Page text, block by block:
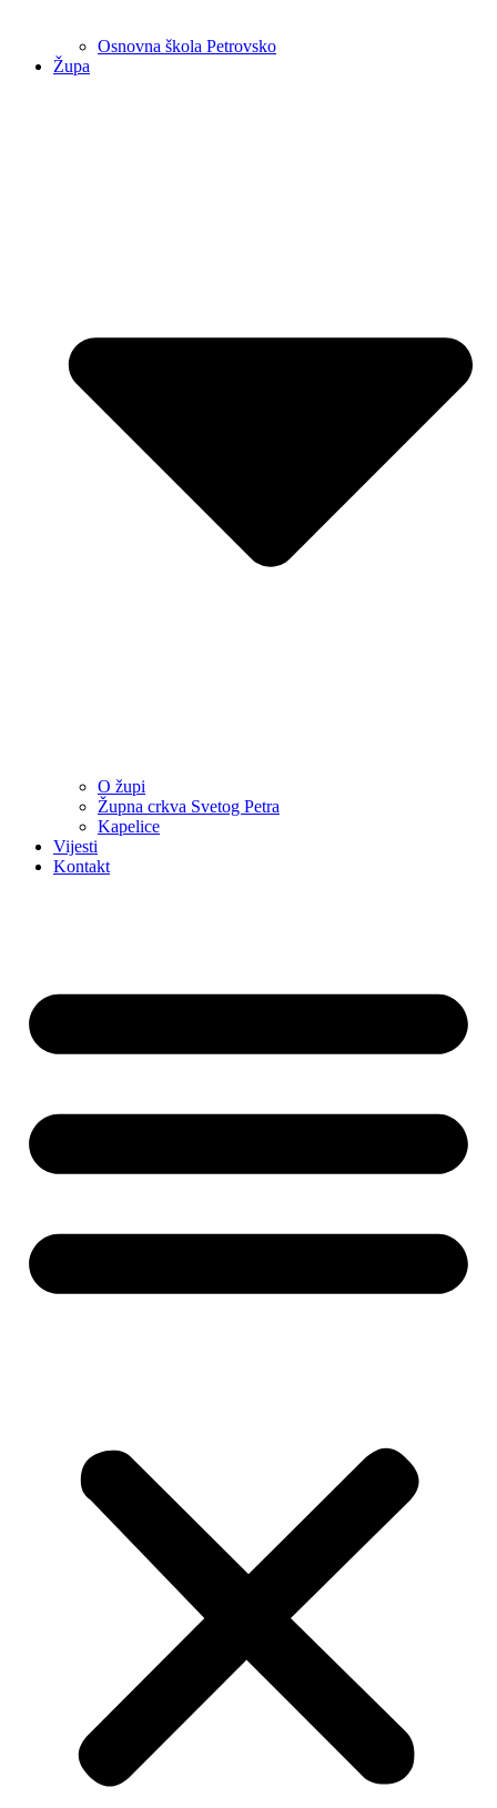
Osnovna škola Petrovsko
Župa
O župi
Župna crkva Svetog Petra
Kapelice
Vijesti
Kontakt